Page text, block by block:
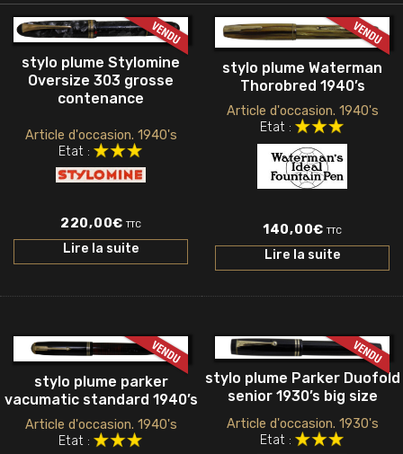
stylo plume Stylomine
Oversize 303 grosse
contenance
Article d'occasion. 1940's
Etat :
220,00€ TTC
Lire la suite
stylo plume Waterman
Thorobred 1940’s
Article d'occasion. 1940's
Etat :
140,00€ TTC
Lire la suite
stylo plume parker
vacumatic standard 1940’s
Article d'occasion. 1940's
Etat :
stylo plume Parker Duofold
senior 1930’s big size
Article d'occasion. 1930's
Etat :